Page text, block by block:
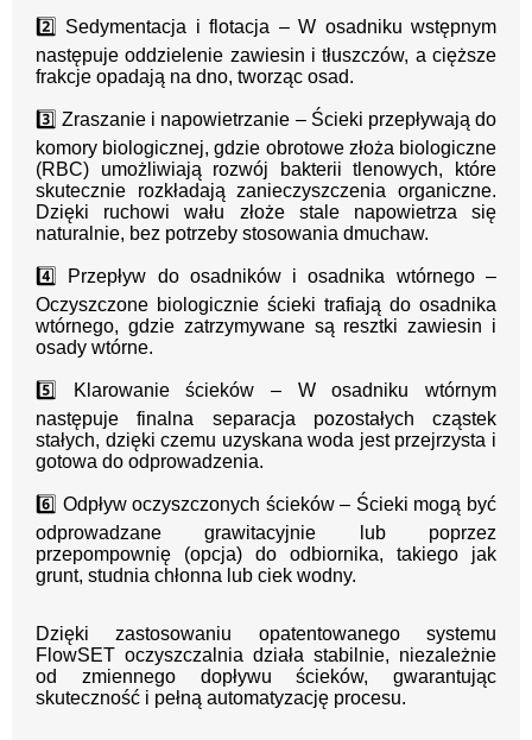
2️⃣ Sedymentacja i flotacja – W osadniku wstępnym
następuje oddzielenie zawiesin i tłuszczów, a cięższe
frakcje opadają na dno, tworząc osad.
3️⃣ Zraszanie i napowietrzanie – Ścieki przepływają do
komory biologicznej, gdzie obrotowe złoża biologiczne
(RBC) umożliwiają rozwój bakterii tlenowych, które
skutecznie rozkładają zanieczyszczenia organiczne.
Dzięki ruchowi wału złoże stale napowietrza się
naturalnie, bez potrzeby stosowania dmuchaw.
4️⃣ Przepływ do osadników i osadnika wtórnego –
Oczyszczone biologicznie ścieki trafiają do osadnika
wtórnego, gdzie zatrzymywane są resztki zawiesin i
osady wtórne.
5️⃣ Klarowanie ścieków – W osadniku wtórnym
następuje finalna separacja pozostałych cząstek
stałych, dzięki czemu uzyskana woda jest przejrzysta i
gotowa do odprowadzenia.
6️⃣ Odpływ oczyszczonych ścieków – Ścieki mogą być
odprowadzane grawitacyjnie lub poprzez
przepompownię (opcja) do odbiornika, takiego jak
grunt, studnia chłonna lub ciek wodny.
Dzięki zastosowaniu opatentowanego systemu
FlowSET oczyszczalnia działa stabilnie, niezależnie
od zmiennego dopływu ścieków, gwarantując
skuteczność i pełną automatyzację procesu.